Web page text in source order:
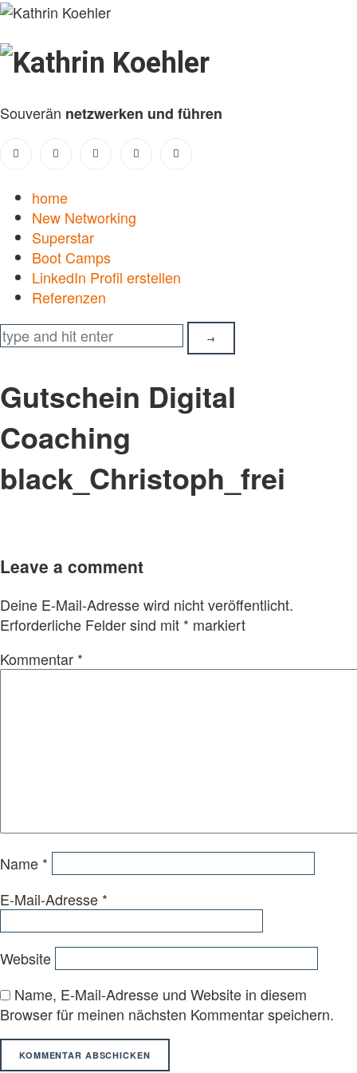
Kathrin
Koehler
Souverän netzwerken und führen
home
New Networking
Superstar
Boot Camps
LinkedIn Profil erstellen
Referenzen
Gutschein Digital
Coaching
black_Christoph_frei
Leave a comment
Deine E-Mail-Adresse wird nicht veröffentlicht.
Erforderliche Felder sind mit * markiert
Kommentar *
Name *
E-Mail-Adresse *
Website
Name, E-Mail-Adresse und Website in diesem
Browser für meinen nächsten Kommentar speichern.